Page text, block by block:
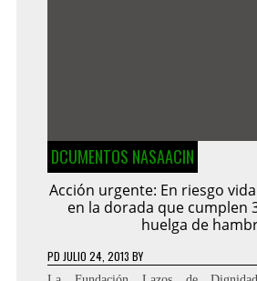
DCUMENTOS NASAACIN
Acción urgente: En riesgo
en la dorada que cumplen
huelga de
PD JULIO 24, 2013 BY